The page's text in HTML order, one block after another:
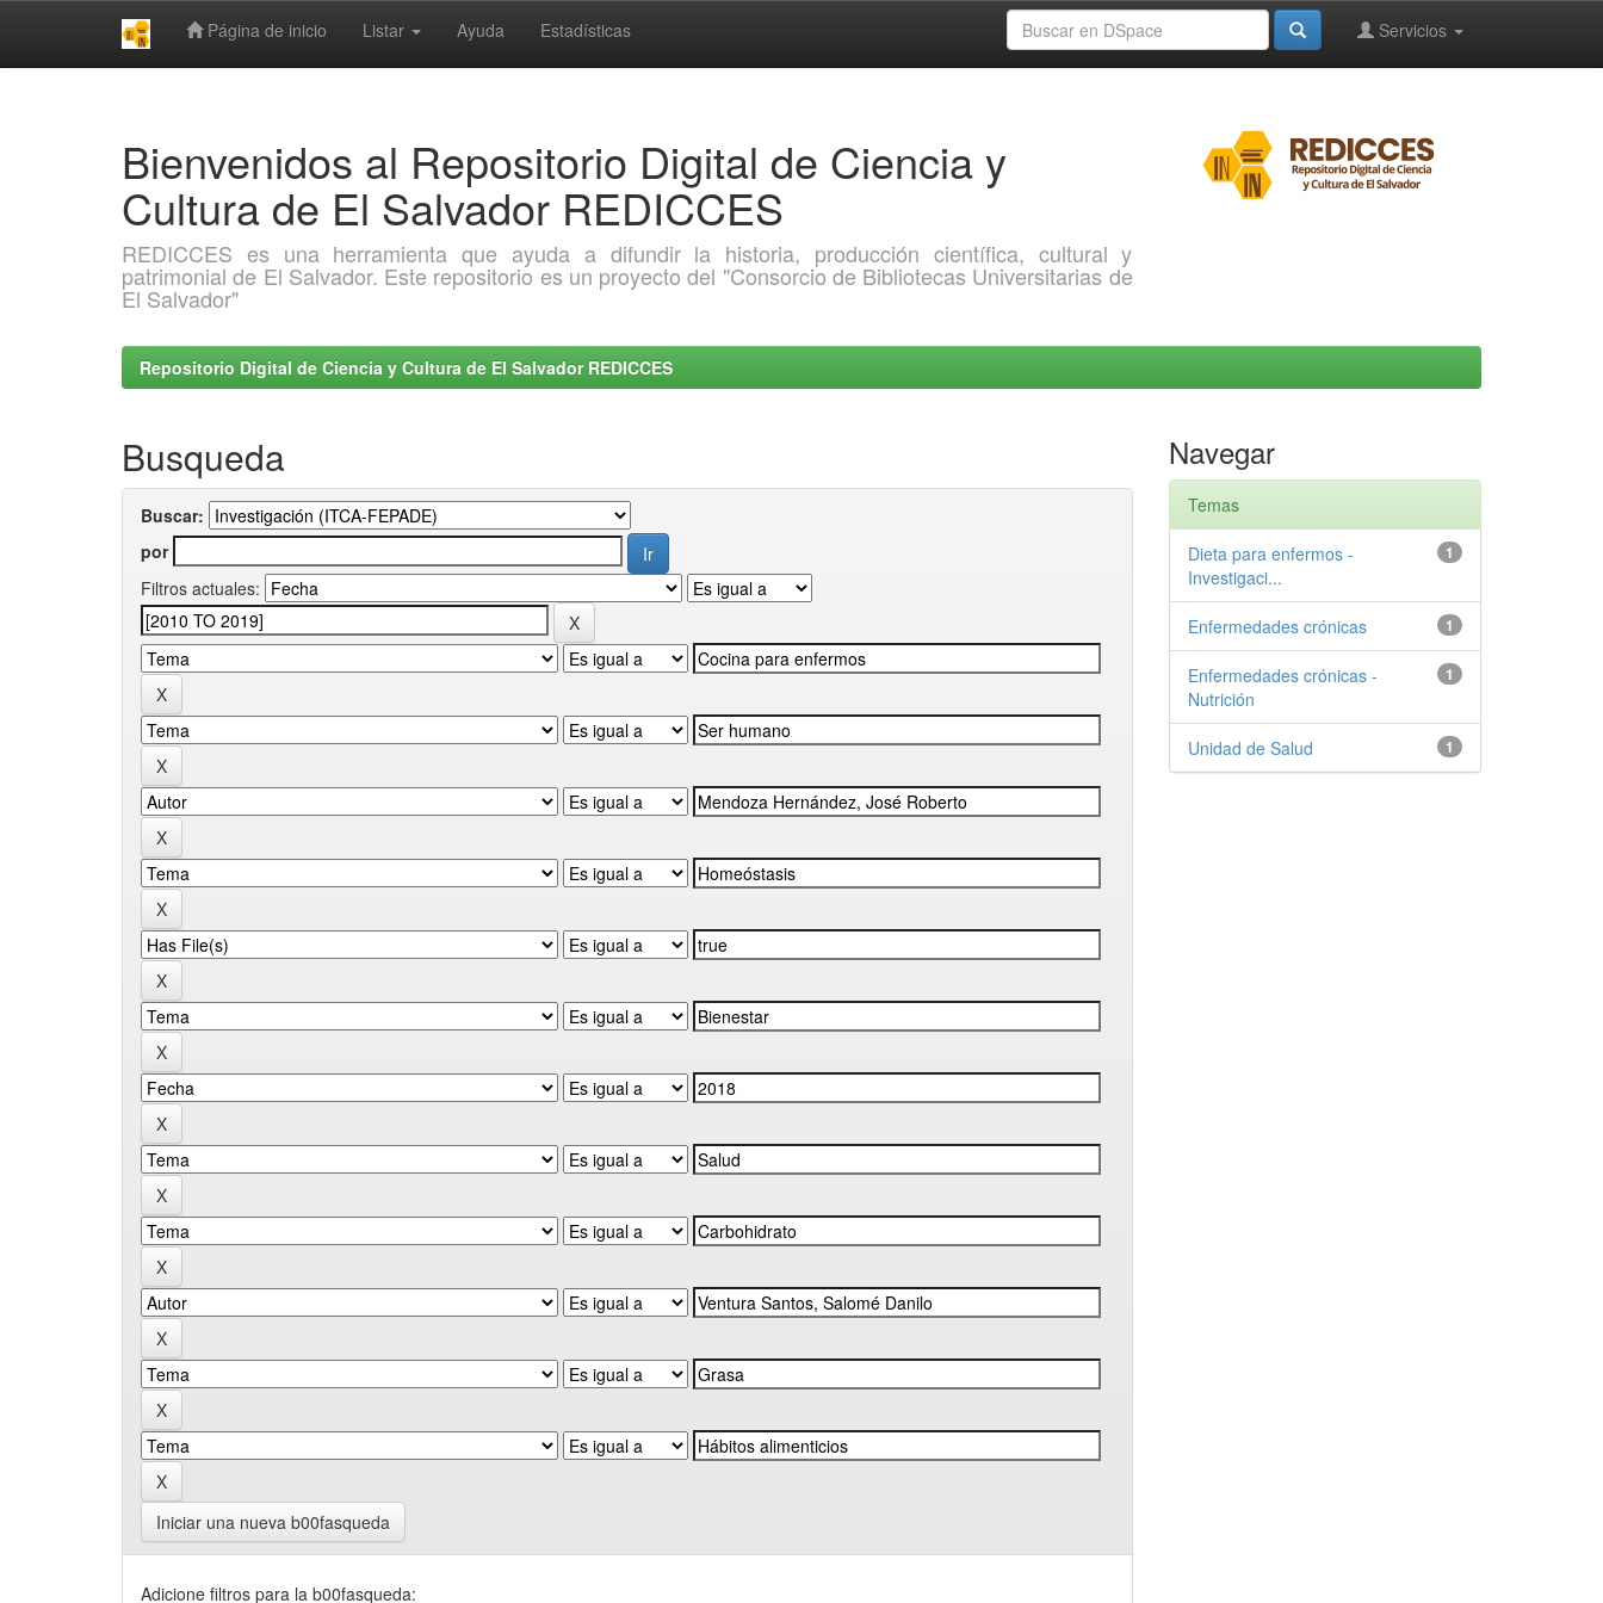
Página de inicio Listar Ayuda Estadísticas Servicios
Bienvenidos al Repositorio Digital de Ciencia y
Cultura de El Salvador REDICCES
REDICCES es una herramienta que ayuda a difundir la historia, producción científica, cultural y
patrimonial de El Salvador. Este repositorio es un proyecto del "Consorcio de Bibliotecas Universitarias de
El Salvador"
Repositorio Digital de Ciencia y Cultura de El Salvador REDICCES
Busqueda
Buscar:
por
Filtros actuales:
Iniciar una nueva b00fasqueda
Adicione filtros para la b00fasqueda:
Navegar
Temas
1
Dieta para enfermos -
Investigaci...
1
Enfermedades crónicas
1
Enfermedades crónicas -
Nutrición
1
Unidad de Salud